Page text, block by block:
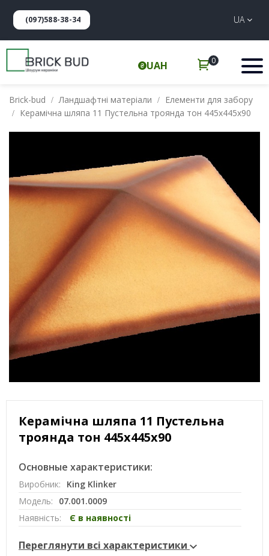
(097)588-38-34 UA
UAH 0
Brick-bud Ландшафтні матеріали
Елементи для забору
Керамічна шляпа 11 Пустельна троянда тон 445х445х90
Керамічна шляпа 11 Пустельна
троянда тон 445х445х90
Основные характеристики:
Виробник:
King Klinker
Модель:
07.001.0009
Наявність:
Є в наявності
Переглянути всі характеристики